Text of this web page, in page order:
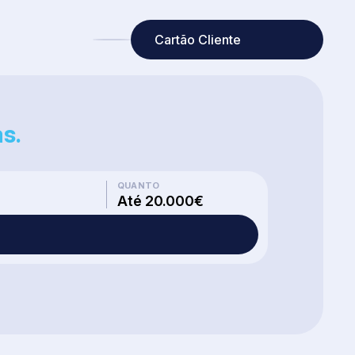
Cartão Cliente
QUANTO
Até 20.000€